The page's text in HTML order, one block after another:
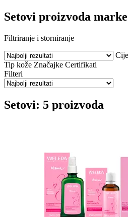
Setovi proizvoda
Filtriranje i storniranje
Tip kože Značajke Certifikati
Filteri
Setovi: 5 proizvoda